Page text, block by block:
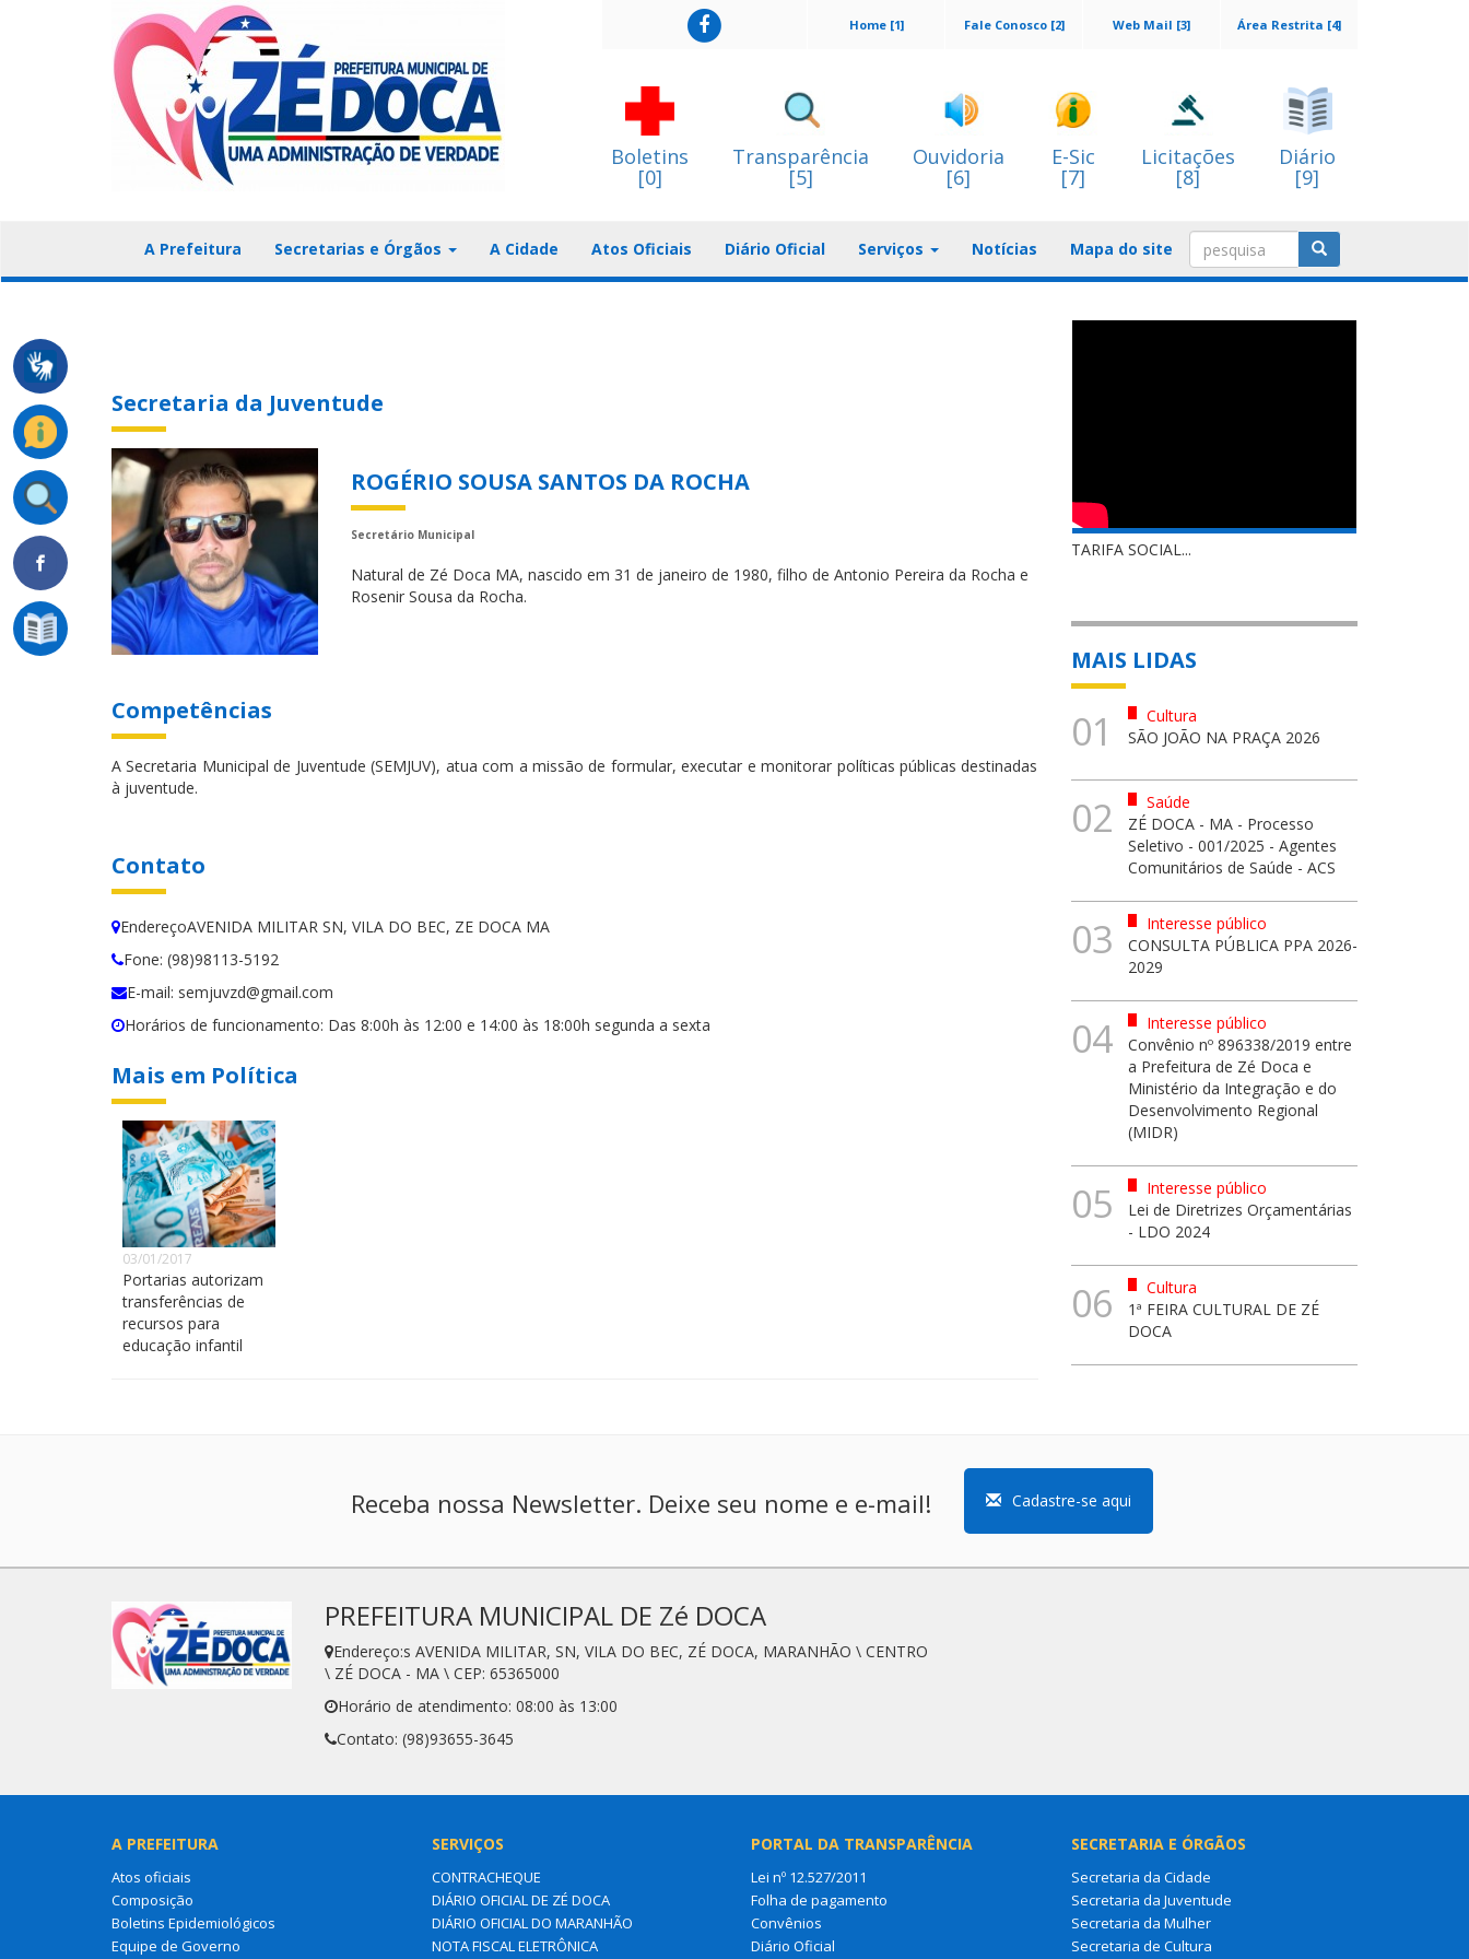
Área Restrita [4]
Web Mail [3]
Fale Conosco [2]
Home [1]
Boletins
[0]
Transparência
[5]
Ouvidoria
[6]
E-Sic
[7]
Licitações
[8]
Diário
[9]
A Prefeitura Secretarias e Órgãos A Cidade Atos Oficiais Diário Oficial Serviços Notícias Mapa do site
Secretaria da Juventude
ROGÉRIO SOUSA SANTOS DA ROCHA
Secretário Municipal
Natural de Zé Doca MA, nascido em 31 de janeiro de 1980, filho de Antonio Pereira da Rocha e
Rosenir Sousa da Rocha.
Competências
A Secretaria Municipal de Juventude (SEMJUV), atua com a missão de formular, executar e monitorar políticas públicas destinadas
à juventude.
Contato
EndereçoAVENIDA MILITAR SN, VILA DO BEC, ZE DOCA MA
Fone: (98)98113-5192
E-mail: semjuvzd@gmail.com
Horários de funcionamento: Das 8:00h às 12:00 e 14:00 às 18:00h segunda a sexta
Mais em Política
03/01/2017
Portarias autorizam
transferências de
recursos para
educação infantil
TARIFA SOCIAL...
MAIS LIDAS
01
Cultura
SÃO JOÃO NA PRAÇA 2026
02
Saúde
ZÉ DOCA - MA - Processo
Seletivo - 001/2025 - Agentes
Comunitários de Saúde - ACS
03
Interesse público
CONSULTA PÚBLICA PPA 2026-
2029
04
Interesse público
Convênio nº 896338/2019 entre
a Prefeitura de Zé Doca e
Ministério da Integração e do
Desenvolvimento Regional
(MIDR)
05
Interesse público
Lei de Diretrizes Orçamentárias
- LDO 2024
06
Cultura
1ª FEIRA CULTURAL DE ZÉ
DOCA
Receba nossa Newsletter. Deixe seu nome e e-mail! Cadastre-se aqui
PREFEITURA MUNICIPAL DE Zé DOCA
Endereço:s AVENIDA MILITAR, SN, VILA DO BEC, ZÉ DOCA, MARANHÃO \ CENTRO
\ ZÉ DOCA - MA \ CEP: 65365000
Horário de atendimento: 08:00 às 13:00
Contato: (98)93655-3645
A PREFEITURA
Atos oficiais
Composição
Boletins Epidemiológicos
Equipe de Governo
SERVIÇOS
CONTRACHEQUE
DIÁRIO OFICIAL DE ZÉ DOCA
DIÁRIO OFICIAL DO MARANHÃO
NOTA FISCAL ELETRÔNICA
PORTAL DA TRANSPARÊNCIA
Lei nº 12.527/2011
Folha de pagamento
Convênios
Diário Oficial
SECRETARIA E ÓRGÃOS
Secretaria da Cidade
Secretaria da Juventude
Secretaria da Mulher
Secretaria de Cultura